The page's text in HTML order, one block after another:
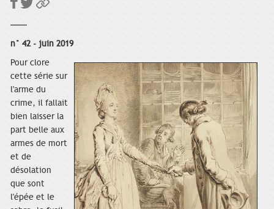
n° 42 - juin 2019
Pour clore
cette série sur
l'arme du
crime, il fallait
bien laisser la
part belle aux
armes de mort
et de
désolation
que sont
l'épée et le